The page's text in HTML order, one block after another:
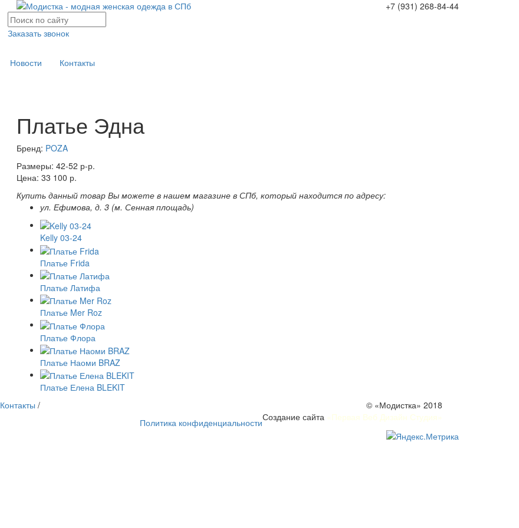
+7 (931) 268-84-44
Заказать звонок
Новости Контакты
Платье Эдна
Бренд: POZA
Размеры: 42-52 р-р.
Цена: 33 100 р.
Купить данный товар Вы можете в нашем магазине в СПб, который находится по адресу:
ул. Ефимова, д. 3 (м. Сенная площадь)
Kelly 03-24
Платье Frida
Платье Латифа
Платье Mer Roz
Платье Флора
Платье Наоми BRAZ
Платье Елена BLEKIT
Контакты /
© «Модистка» 2018
Создание сайта «Первая Веб Дизайн Студия»
Политика конфиденциальности